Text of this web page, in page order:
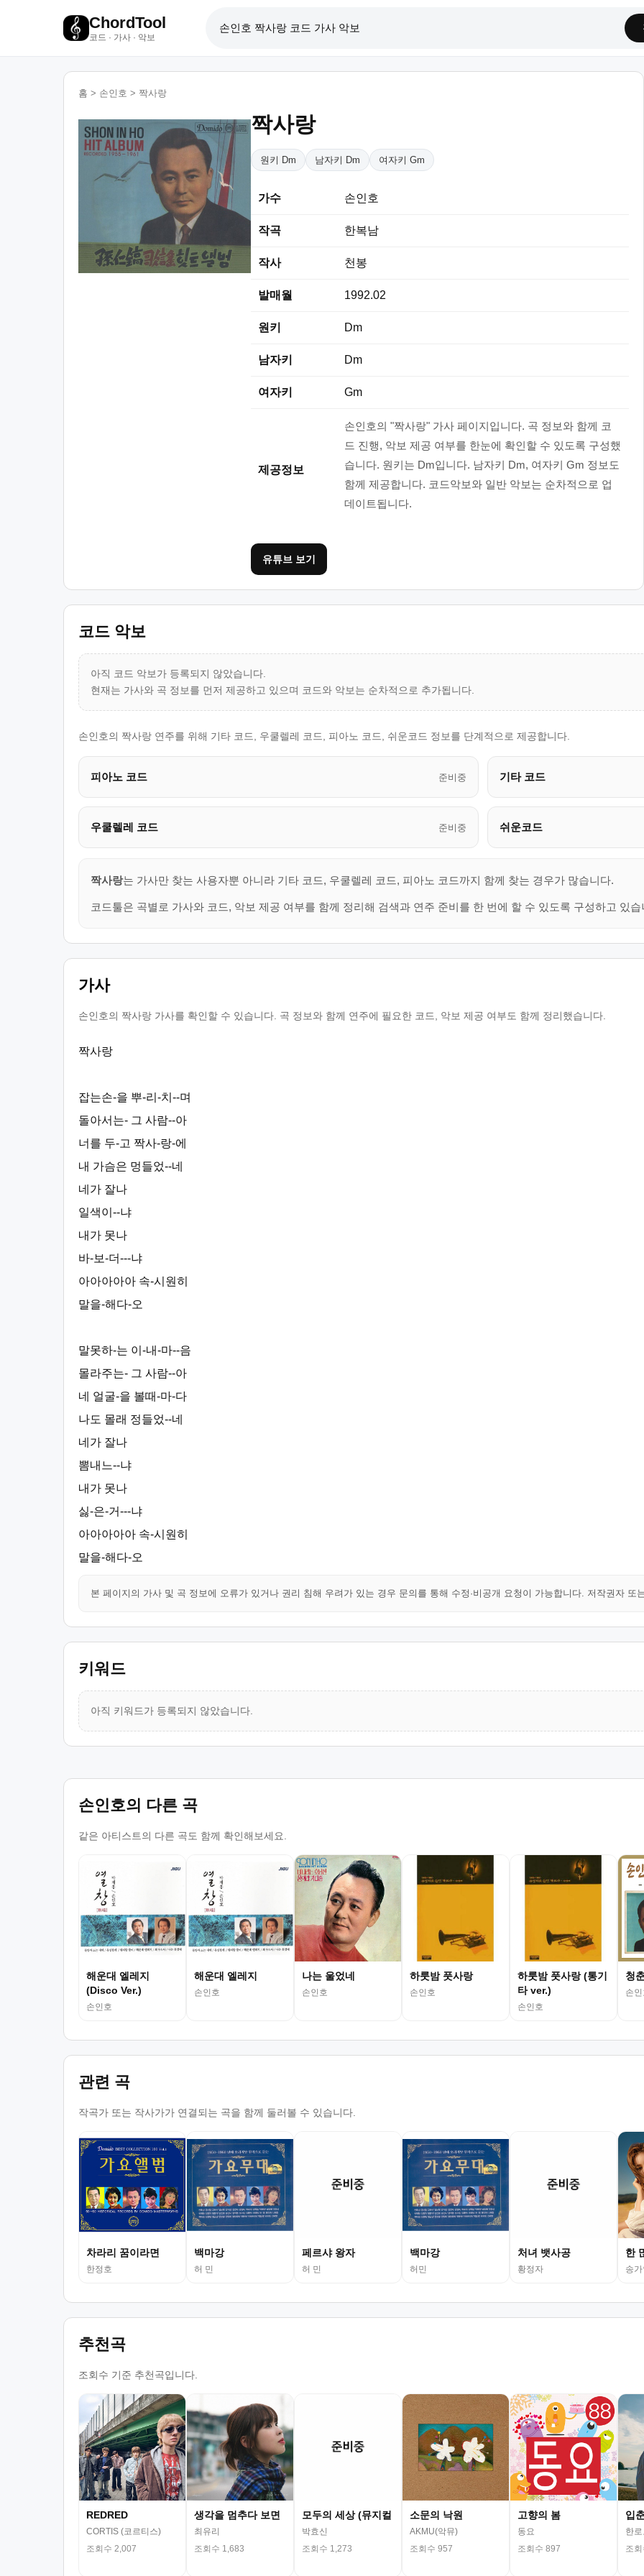
ChordTool
코드 · 가사 · 악보
홈 > 손인호 > 짝사랑
짝사랑
원키 Dm 남자키 Dm 여자키 Gm
가수 손인호
작곡 한복남
작사 천봉
발매월 1992.02
원키 Dm
남자키 Dm
여자키 Gm
제공정보
손인호의 "짝사랑" 가사 페이지입니다. 곡 정보와 함께 코
드 진행, 악보 제공 여부를 한눈에 확인할 수 있도록 구성했
습니다. 원키는 Dm입니다. 남자키 Dm, 여자키 Gm 정보도
함께 제공합니다. 코드악보와 일반 악보는 순차적으로 업
데이트됩니다.
유튜브 보기
코드 악보
아직 코드 악보가 등록되지 않았습니다.
현재는 가사와 곡 정보를 먼저 제공하고 있으며 코드와 악보는 순차적으로 추가됩니다.
손인호의 짝사랑 연주를 위해 기타 코드, 우쿨렐레 코드, 피아노 코드, 쉬운코드 정보를 단계적으로 제공합니다.
피아노 코드 준비중 기타 코드
우쿨렐레 코드 준비중 쉬운코드
짝사랑는 가사만 찾는 사용자뿐 아니라 기타 코드, 우쿨렐레 코드, 피아노 코드까지 함께 찾는 경우가 많습니다.
코드툴은 곡별로 가사와 코드, 악보 제공 여부를 함께 정리해 검색과 연주 준비를 한 번에 할 수 있도록 구성하고 있습
가사
손인호의 짝사랑 가사를 확인할 수 있습니다. 곡 정보와 함께 연주에 필요한 코드, 악보 제공 여부도 함께 정리했습니다.
짝사랑
잡는손-을 뿌-리-치--며
돌아서는- 그 사람--아
너를 두-고 짝사-랑-에
내 가슴은 멍들었--네
네가 잘나
일색이--냐
내가 못나
바-보-더---냐
아아아아아 속-시원히
말을-해다-오
말못하-는 이-내-마--음
몰라주는- 그 사람--아
네 얼굴-을 볼때-마-다
나도 몰래 정들었--네
네가 잘나
뽐내느--냐
내가 못나
싫-은-거---냐
아아아아아 속-시원히
말을-해다-오
본 페이지의 가사 및 곡 정보에 오류가 있거나 권리 침해 우려가 있는 경우 문의를 통해 수정·비공개 요청이 가능합니다. 저작권자
키워드
아직 키워드가 등록되지 않았습니다.
손인호의 다른 곡
같은 아티스트의 다른 곡도 함께 확인해보세요.
해운대 엘레지
(Disco Ver.)
손인호
해운대 엘레지
손인호
나는 울었네
손인호
하룻밤 풋사랑
손인호
하룻밤 풋사랑 (통기
타 ver.)
손인호
청
손
관련 곡
작곡가 또는 작사가가 연결되는 곡을 함께 둘러볼 수 있습니다.
차라리 꿈이라면
한정호
백마강
허 민
페르샤 왕자
허 민
백마강
허민
처녀 뱃사공
황정자
한
송
추천곡
조회수 기준 추천곡입니다.
REDRED
CORTIS (코르티스)
조회수 2,007
생각을 멈추다 보면
최유리
조회수 1,683
모두의 세상 (뮤지컬
박효신
조회수 1,273
소문의 낙원
AKMU(악뮤)
조회수 957
고향의 봄
동요
조회수 897
입
한
조